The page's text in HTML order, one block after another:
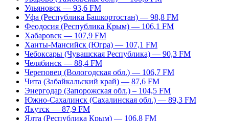
Ульяновск — 93,6 FM
Уфа (Республика Башкортостан) — 98,8 FM
Феодосия (Республика Крым) — 106,1 FM
Хабаровск — 107,9 FM
Ханты-Мансийск (Югра) — 107,1 FM
Чебоксары (Чувашская Республика) — 90,3 FM
Челябинск — 88,4 FM
Череповец (Вологодская обл.) — 106,7 FM
Чита (Забайкальский край) — 87,6 FM
Энергодар (Запорожская обл.) – 104,5 FM
Южно-Сахалинск (Сахалинская обл.) — 89,3 FM
Якутск — 87,9 FM
Ялта (Республика Крым) — 106,8 FM